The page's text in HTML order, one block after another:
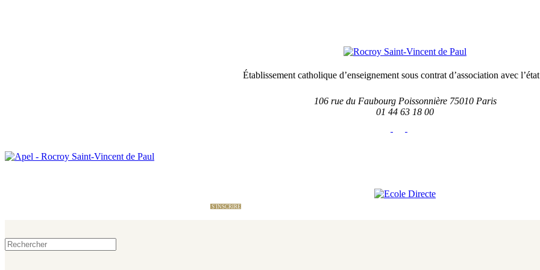
Établissement catholique d’enseignement sous contrat d’association avec
106 rue du Faubourg Poissonnière 75010 Paris
01 44 63 18 00
S'INSCRIRE